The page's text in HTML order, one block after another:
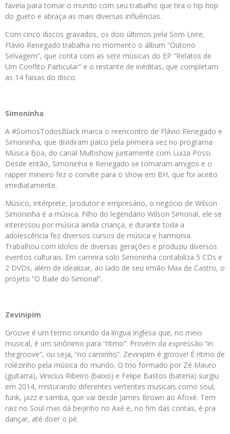
favela para tomar o mundo com seu trabalho que tira o hip hop
do gueto e abraça as mais diversas influências.
Com cinco discos gravados, os dois últimos pela Som Livre,
Flávio Renegado trabalha no momento o álbum “Outono
Selvagem”, que conta com as sete músicas do EP “Relatos de
Um Conflito Particular” e o restante de inéditas, que completam
as 14 faixas do disco.
Simoninha
A #SomosTodosBlack marca o reencontro de Flávio Renegado e
Simoninha, que dividiram palco pela primeira vez no programa
Música Boa, do canal Multishow juntamente com Luiza Possi.
Desde então, Simoninha e Renegado se tornaram amigos e o
rapper mineiro fez o convite para o show em BH, que foi aceito
imediatamente.
Músico, intérprete, produtor e empresário, o negócio de Wilson
Simoninha é a música. Filho do legendário Wilson Simonal, ele se
interessou por música ainda criança, e durante toda a
adolescência fez diversos cursos de música e harmonia.
Trabalhou com ídolos de diversas gerações e produziu diversos
eventos culturais. Em carreira solo Simoninha contabiliza 5 CDs e
2 DVDs, além de idealizar, ao lado de seu irmão Max de Castro, o
projeto “O Baile do Simonal”.
Zevinipim
Groove é um termo oriundo da língua inglesa que, no meio
musical, é um sinônimo para “ritmo”. Provém da expressão “in
thegroove”, ou seja, “no caminho”. Zevinipim é groove! É ritmo de
rolézinho pela música do mundo. O trio formado por Zé Mauro
(guitarra), Vinicius Ribeiro (baixo) e Felipe Bastos (bateria) surgiu
em 2014, misturando diferentes vertentes musicais como soul,
funk, jazz e samba, que vai desde James Brown ao Afoxé. Tem
raiz no Soul mas dá beijinho no Axé e, no fim das contas, é pra
dançar, até doer o pé.